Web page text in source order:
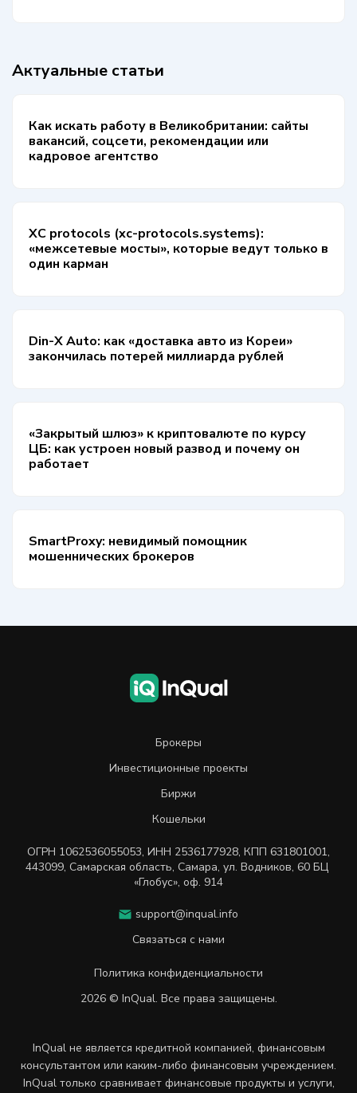
Актуальные статьи
Как искать работу в Великобритании: сайты
вакансий, соцсети, рекомендации или
кадровое агентство
XC protocols (xc-protocols.systems):
«межсетевые мосты», которые ведут только в
один карман
Din-X Auto: как «доставка авто из Кореи»
закончилась потерей миллиарда рублей
«Закрытый шлюз» к криптовалюте по курсу
ЦБ: как устроен новый развод и почему он
работает
SmartProxy: невидимый помощник
мошеннических брокеров
Брокеры
Инвестиционные проекты
Биржи
Кошельки
ОГРН 1062536055053, ИНН 2536177928, КПП 631801001,
443099, Самарская область, Самара, ул. Водников, 60 БЦ
«Глобус», оф. 914
support@inqual.info
Связаться с нами
Политика конфиденциальности
2026 © InQual. Все права защищены.
InQual не является кредитной компанией, финансовым
консультантом или каким-либо финансовым учреждением.
InQual только сравнивает финансовые продукты и услуги,